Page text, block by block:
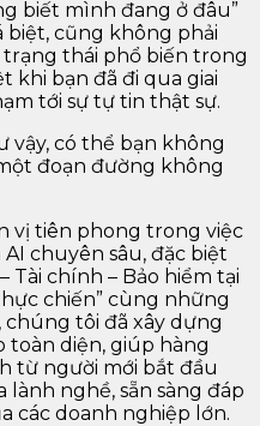
biết mình đang ở đâu”
biệt, cũng không phải
thái phổ biến trong
khi bạn đã đi qua giai
tới sự tự tin thật sự.
vậy, có thể bạn không
đoạn đường không
vị tiên phong trong việc
chuyên sâu, đặc biệt
Tài chính – Bảo hiểm tại
chiến” cùng những
tôi đã xây dựng
toàn diện, giúp hàng
từ người mới bắt đầu
nghề, sẵn sàng đáp
các doanh nghiệp lớn.